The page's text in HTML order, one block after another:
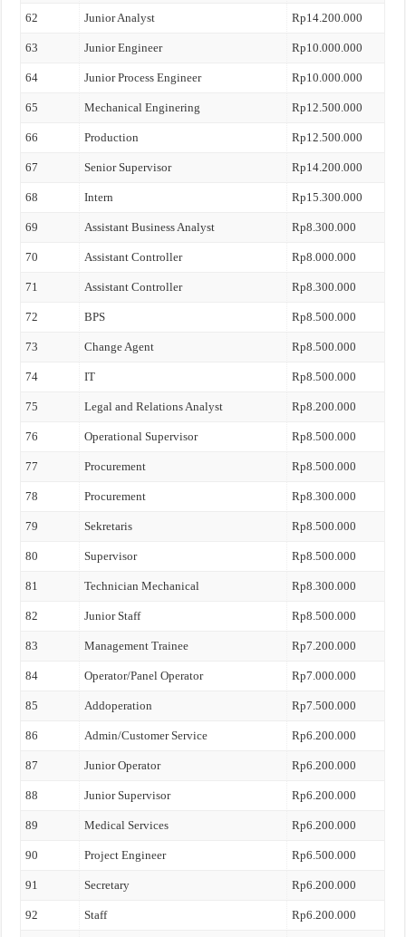
62 Junior Analyst Rp14.200.000
63 Junior Engineer Rp10.000.000
64 Junior Process Engineer Rp10.000.000
65 Mechanical Enginering Rp12.500.000
66 Production Rp12.500.000
67 Senior Supervisor Rp14.200.000
68 Intern Rp15.300.000
69 Assistant Business Analyst Rp8.300.000
70 Assistant Controller Rp8.000.000
71 Assistant Controller Rp8.300.000
72 BPS Rp8.500.000
73 Change Agent Rp8.500.000
74 IT Rp8.500.000
75 Legal and Relations Analyst Rp8.200.000
76 Operational Supervisor Rp8.500.000
77 Procurement Rp8.500.000
78 Procurement Rp8.300.000
79 Sekretaris Rp8.500.000
80 Supervisor Rp8.500.000
81 Technician Mechanical Rp8.300.000
82 Junior Staff Rp8.500.000
83 Management Trainee Rp7.200.000
84 Operator/Panel Operator Rp7.000.000
85 Addoperation Rp7.500.000
86 Admin/Customer Service Rp6.200.000
87 Junior Operator Rp6.200.000
88 Junior Supervisor Rp6.200.000
89 Medical Services Rp6.200.000
90 Project Engineer Rp6.500.000
91 Secretary Rp6.200.000
92 Staff Rp6.200.000